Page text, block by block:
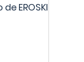
EROSKI